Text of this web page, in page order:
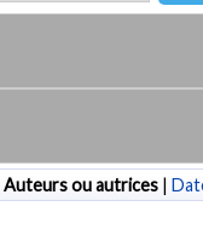
Auteurs ou autrices |